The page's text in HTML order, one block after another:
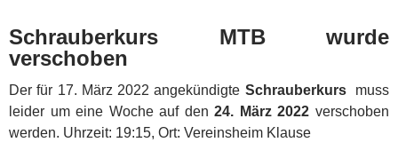
Schrauberkurs MTB wurde
verschoben
Der für 17. März 2022 angekündigte Schrauberkurs
muss
leider um eine Woche auf den24. März 2022 verschoben
werden. Uhrzeit: 19:15, Ort: Vereinsheim Klause